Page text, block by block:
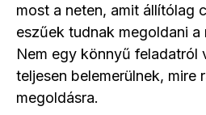
most a neten, amit állítólag
eszűek tudnak megoldani
Nem egy könnyű feladatról
teljesen belemerülnek, mire
megoldásra.